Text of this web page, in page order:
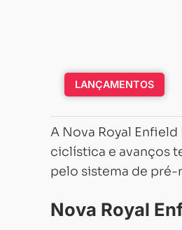
LANÇAMENTOS
A Nova Royal
ciclística e avanços
pelo sistema de pré-
Nova Royal